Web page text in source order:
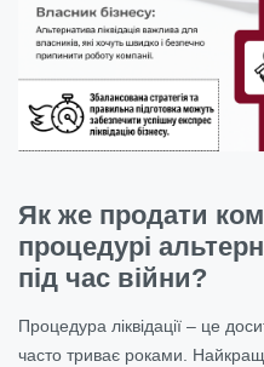
Як же продати
процедурі
під час війни?
Процедура ліквідації – це
часто триває роками.